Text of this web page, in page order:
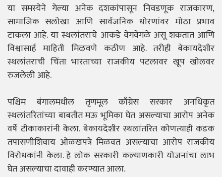
या समस्येने गेल्या अनेक दशकांपासून निवडणूक राजकारण,
सामाजिक सलोखा आणि सार्वजनिक धोरणांवर मोठा प्रभाव
टाकला आहे. या स्थलांतराचे आकडे वेगवेगळे असू शकतात आणि
विश्वासार्ह माहिती मिळवणे कठीण आहे. तरीही बेकायदेशीर
स्थलांतराची चिंता भारताच्या राजकीय पटलावर खूप खोलवर
रुजलेली आहे.
पश्चिम बंगालमधील तृणमूल काँग्रेस सरकार अनधिकृत
स्थलांतरितांच्या बाबतीत मऊ भूमिका घेत असल्याचा आरोप अनेक
वर्षे टीकाकारांनी केला. बेकायदेशीर स्थलांतरित कोणत्याही कडक
तपासणीशिवाय ओळखपत्रे मिळवत असल्याचा आरोप राजकीय
विरोधकांनी केला. हे लोक सरकारी कल्याणकारी योजनांचा लाभ
घेत असल्याचा दावाही करण्यात आला.